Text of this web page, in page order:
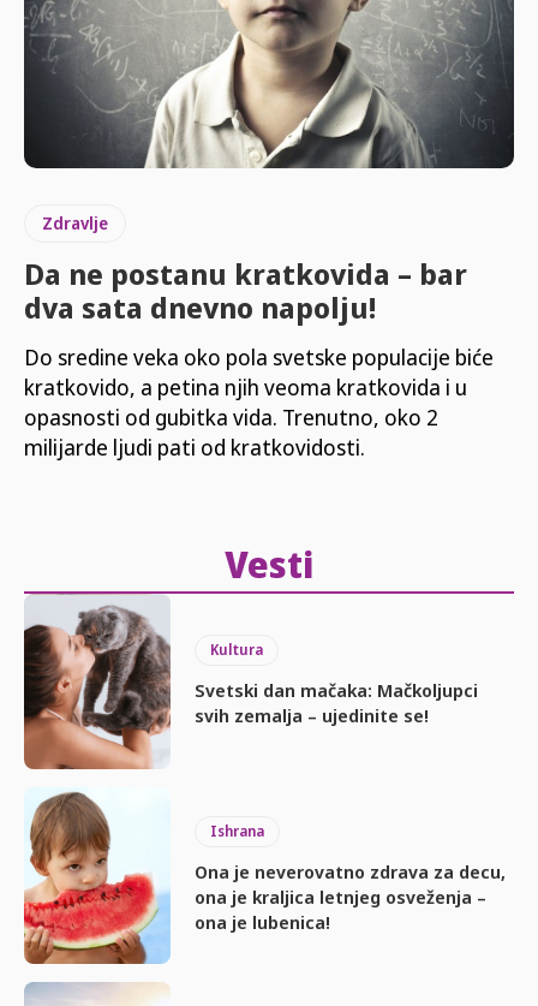
Zdravlje
Da ne postanu kratkovida – bar
dva sata dnevno napolju!
Do sredine veka oko pola svetske populacije biće
kratkovido, a petina njih veoma kratkovida i u
opasnosti od gubitka vida. Trenutno, oko 2
milijarde ljudi pati od kratkovidosti.
Vesti
Kultura
Svetski dan mačaka: Mačkoljupci
svih zemalja – ujedinite se!
Ishrana
Ona je neverovatno zdrava za decu,
ona je kraljica letnjeg osveženja –
ona je lubenica!